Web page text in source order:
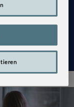
Allianz